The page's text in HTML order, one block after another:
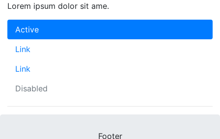
Mayo
Superior
Kona
Pells
Tern
Volare
Galaxy
Lorem ipsum dolor sit ame.
Active
Link
Link
Disabled
Footer